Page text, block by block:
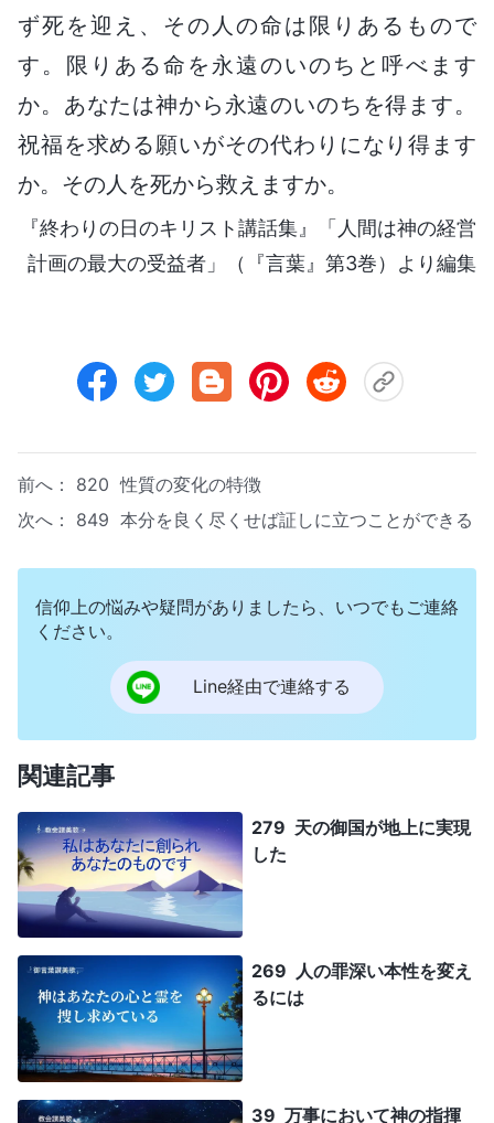
ず死を迎え、その人の命は限りあるもので
す。限りある命を永遠のいのちと呼べます
か。あなたは神から永遠のいのちを得ます。
祝福を求める願いがその代わりになり得ます
か。その人を死から救えますか。
『終わりの日のキリスト講話集』「人間は神の経営
計画の最大の受益者」（『言葉』第3巻）より編集
前へ： 820 性質の変化の特徴
次へ： 849 本分を良く尽くせば証しに立つことができる
信仰上の悩みや疑問がありましたら、いつでもご連絡
ください。
Line経由で連絡する
関連記事
279 天の御国が地上に実現
した
269 人の罪深い本性を変え
るには
39 万事において神の指揮